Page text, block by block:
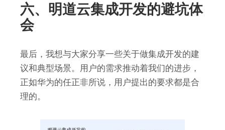
六、明道云集成开发的避坑体
会
最后，我想与大家分享一些关于做集成开发的建
议和典型场景。用户的需求推动着我们的进步，
正如华为的任正非所说，用户提出的要求都是合
理的。